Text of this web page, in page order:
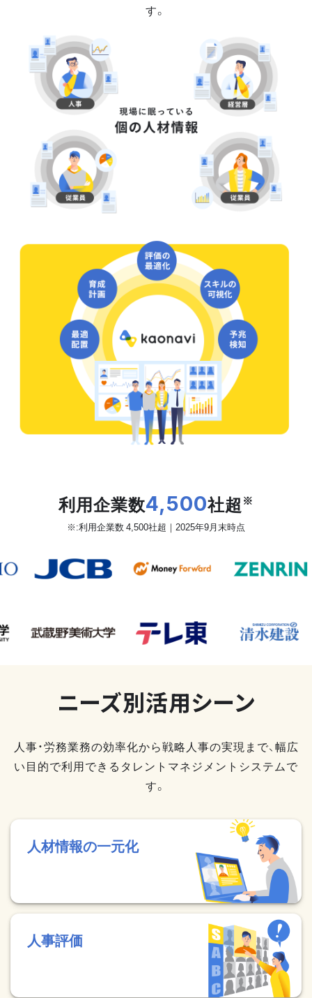
す。
利用企業数4,500社超 ※
※:利用企業数 4,500社超｜2025年9月末時点
ニーズ別活用シーン
人事・労務業務の効率化から戦略人事の実現まで、幅広
い目的で利用できるタレントマネジメントシステムで
す。
人材情報の一元化
人事評価